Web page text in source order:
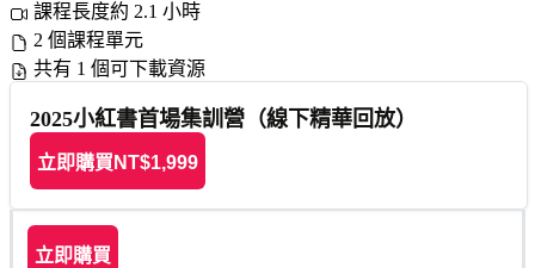
課程長度約 2.1 小時
2 個課程單元
共有 1 個可下載資源
2025小紅書首場集訓營（線下精華回放）
立即購買 NT$1,999
立即購買